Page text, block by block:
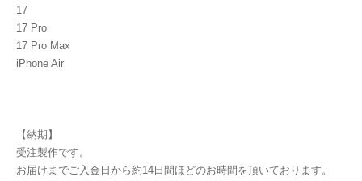
17
17 Pro
17 Pro Max
iPhone Air
【納期】
受注製作です。
お届けまでご入金日から約14日間ほどのお時間を頂いております。